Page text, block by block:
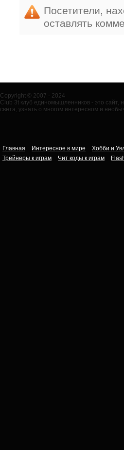
Посетители,
оставлять
Copyright © 2007 - 2024
Club 3t клуб единомышленников - это
света, узнать о многом интересном и
Главная Интересное в мире Хобби и
Трейнеры к играм
Чит коды к играм